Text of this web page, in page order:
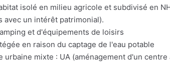
isolé en milieu agricole et subdivisé en
avec un intérêt patrimonial).
et d'équipements de loisirs
en raison du captage de l'eau potable
urbaine mixte : UA (aménagement d'un